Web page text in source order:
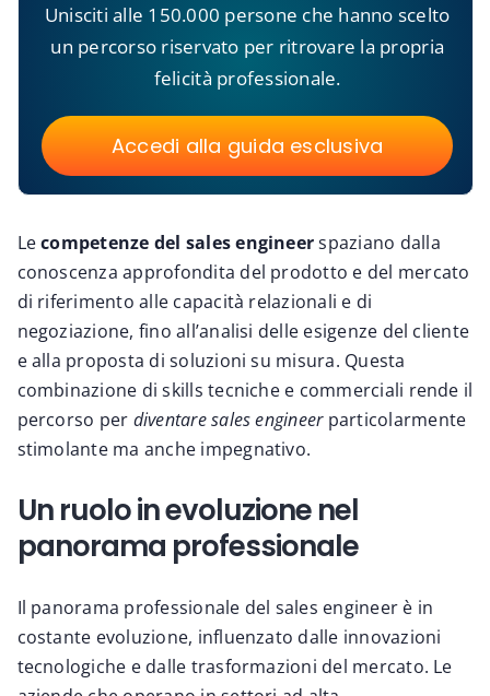
Unisciti alle 150.000 persone che hanno scelto
un percorso riservato per ritrovare la propria
felicità professionale.
Accedi alla guida esclusiva
Lecompetenze del sales engineerspaziano dalla
conoscenza approfondita del prodotto e del mercato
di riferimento alle capacità relazionali e di
negoziazione, fino all’analisi delle esigenze del cliente
e alla proposta di soluzioni su misura. Questa
combinazione di skills tecniche e commerciali rende il
percorso per diventare sales engineerparticolarmente
stimolante ma anche impegnativo.
Un ruolo in evoluzione nel
panorama professionale
Il panorama professionale del sales engineer è in
costante evoluzione, influenzato dalle innovazioni
tecnologiche e dalle trasformazioni del mercato. Le